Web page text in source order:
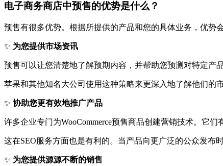
电子商务商店中预售的优势是什么？
预售有很多优势。根据所提供的产品和您的具体业务，优势
✨ 为您提供市场资讯
预售可以让您清楚地了解预期内容，并帮助您预测对特定产
苹果和其他知名大公司使用这种策略来更深入地了解他们的
✨ 协助您更有效地推广产品
许多企业专门为WooCommerce预售商品创建营销技术。它
这在SEO服务方面也是有利的。当产品向更广泛的公众发布
✨ 为您提供源源不断的销售